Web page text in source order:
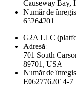
Causeway Bay,
Număr de
63264201
G2A LLC
Adresă:
701 South
89701, USA
Număr de
E0627762014-7